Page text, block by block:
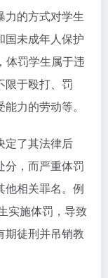
力的方式对学生
国未成年人保护
体罚学生属于违
限于殴打、罚
力的劳动等。
定了其法律后
分，而严重体罚
他相关罪名。例
实施体罚，导致
期徒刑并吊销教